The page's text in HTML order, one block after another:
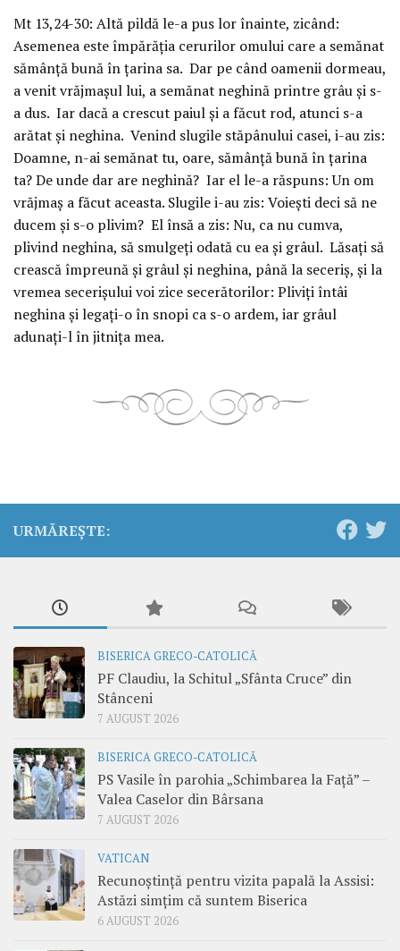
Mt 13,24-30: Altă pildă le-a pus lor înainte, zicând:
Asemenea este împărăţia cerurilor omului care a semănat
sămânţă bună în ţarina sa. Dar pe când oamenii dormeau,
a venit vrăjmaşul lui, a semănat neghină printre grâu şi s-
a dus. Iar dacă a crescut paiul şi a făcut rod, atunci s-a
arătat şi neghina. Venind slugile stăpânului casei, i-au zis:
Doamne, n-ai semănat tu, oare, sămânţă bună în ţarina
ta? De unde dar are neghină? Iar el le-a răspuns: Un om
vrăjmaş a făcut aceasta. Slugile i-au zis: Voieşti deci să ne
ducem şi s-o plivim? El însă a zis: Nu, ca nu cumva,
plivind neghina, să smulgeţi odată cu ea şi grâul. Lăsaţi să
crească împreună şi grâul şi neghina, până la seceriş, şi la
vremea secerişului voi zice secerătorilor: Pliviţi întâi
neghina şi legaţi-o în snopi ca s-o ardem, iar grâul
adunaţi-l în jitniţa mea.
URMĂREȘTE:
BISERICA GRECO-CATOLICĂ
PF Claudiu, la Schitul „Sfânta Cruce” din
Stânceni
7 AUGUST 2026
BISERICA GRECO-CATOLICĂ
PS Vasile în parohia „Schimbarea la Față” –
Valea Caselor din Bârsana
7 AUGUST 2026
VATICAN
Recunoștință pentru vizita papală la Assisi:
Astăzi simțim că suntem Biserica
6 AUGUST 2026